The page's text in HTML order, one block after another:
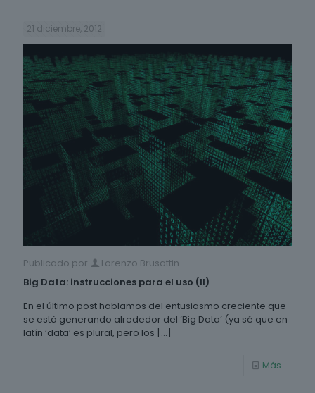
21 diciembre, 2012
Publicado por
Lorenzo Brusattin
Big Data: instrucciones para el uso (II)
En el último post hablamos del entusiasmo creciente que
se está generando alrededor del ‘Big Data’ (ya sé que en
latín ‘data’ es plural, pero los […]
Más